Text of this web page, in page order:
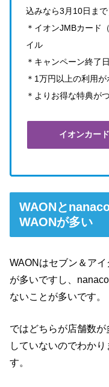
込みなら3月10日まで
＊イオンJMBカード
イル
＊キャンペーン終了
＊1万円以上の利用
＊よりお得な特典が
イオンカー
WAONと
WAONが多い
WAONはセブン＆ア
が多いですし、
ないことが多いです。
ではどちらが店舗数
していないのでわか
す。